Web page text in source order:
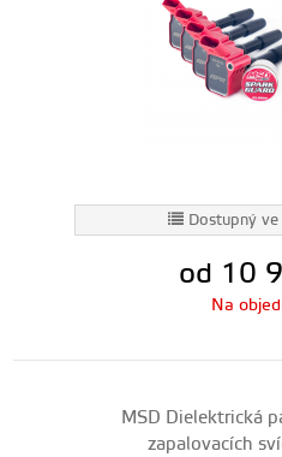
Dostupný
od 10
Na
MSD Dielektrická
zapalovacích